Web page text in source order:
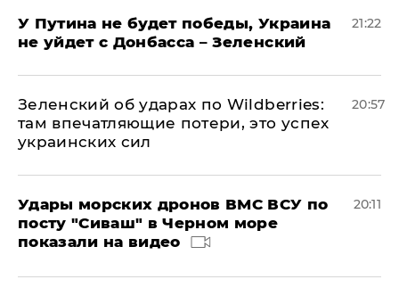
У Путина не будет победы, Украина
не уйдет с Донбасса – Зеленский
21:22
Зеленский об ударах по Wildberries:
там впечатляющие потери, это успех
украинских сил
20:57
Удары морских дронов ВМС ВСУ по
посту "Сиваш" в Черном море
показали на видео
20:11